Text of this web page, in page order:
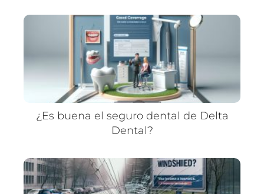
¿Es buena el seguro dental de Delta
Dental?